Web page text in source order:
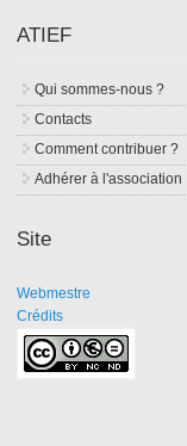
ATIEF
Qui sommes-nous ?
Contacts
Comment contribuer ?
Adhérer à l'association
Site
Webmestre
Crédits